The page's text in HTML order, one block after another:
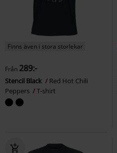
Finns även i stora storlekar
Från 289:-
Stencil Black
Red Hot Chili
Peppers
T-shirt